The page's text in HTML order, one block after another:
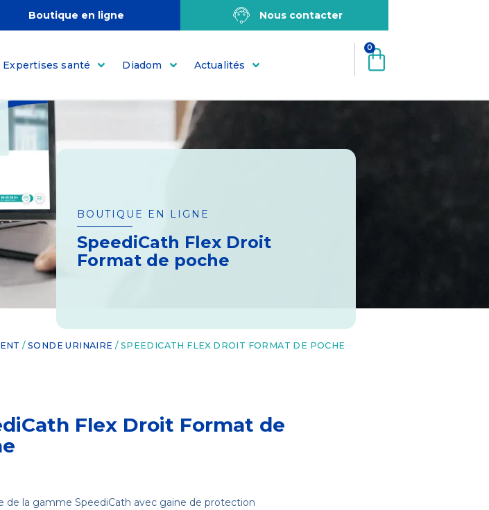
Boutique en ligne Nous contacter
Expertises santé Diadom Actualités
0
BOUTIQUE EN LIGNE
SpeediCath Flex Droit
Format de poche
/ SONDE URINAIRE / SPEEDICATH FLEX DROIT FORMAT DE POCHE
Flex Droit Format de
de la gamme SpeediCath avec gaine de protection